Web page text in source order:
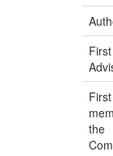
First
First
the